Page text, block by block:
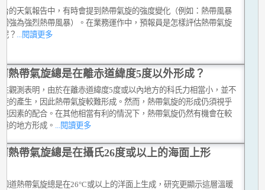
的天氣報告中，有時會提到熱帶氣旋的強度變化（例如：熱帶風暴
強為強烈熱帶風暴）。在業務運作中，預報員是怎樣評估熱帶氣旋
？
...閱讀更多
熱帶氣旋總是在離赤道緯度5度以外形成？
觀測表明，由於在離赤道緯度5度或以內地方的科氏力相當小，並不
的產生，因此熱帶氣旋較難形成。然而，熱帶氣旋的形成仍須視乎
因素的配合。在其他相當有利的情況下，熱帶氣旋仍然有機會在較
的地方形成。
...閱讀更多
熱帶氣旋總是在攝氏26度或以上的海面上形
道熱帶氣旋總是在26°C或以上的洋面上生成，研究更顯示這層溫暖